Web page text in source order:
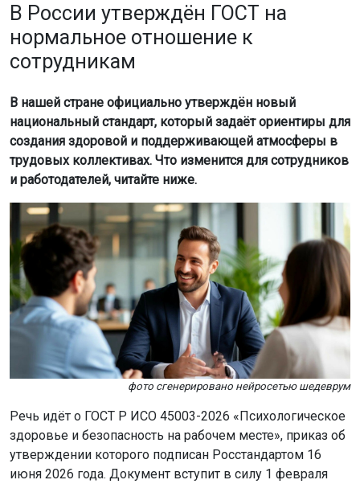
В России утверждён ГОСТ на
нормальное отношение к
сотрудникам
В нашей стране официально утверждён новый
национальный стандарт, который задаёт ориентиры для
создания здоровой и поддерживающей атмосферы в
трудовых коллективах. Что изменится для сотрудников
и работодателей, читайте ниже.
фото сгенерировано нейросетью шедеврум
Речь идёт о ГОСТ Р ИСО 45003-2026 «Психологическое
здоровье и безопасность на рабочем месте», приказ об
утверждении которого подписан Росстандартом 16
июня 2026 года. Документ вступит в силу 1 февраля